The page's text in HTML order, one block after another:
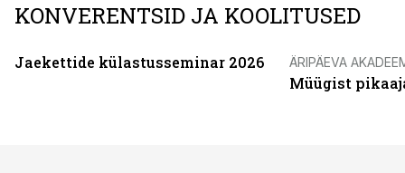
KONVERENTSID JA KOOLITUSED
Jaekettide külastusseminar 2026 ÄRIPÄEVA
Müügist